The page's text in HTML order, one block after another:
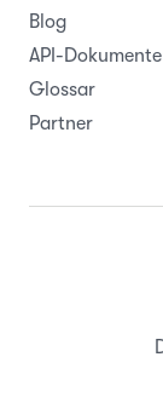
Blog
API-Dokumente
Glossar
Partner